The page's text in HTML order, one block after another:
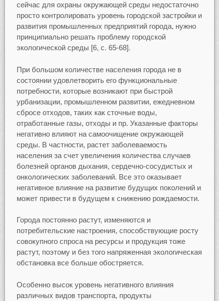
сейчас для охраны окружающей среды недостаточно
просто контролировать уровень городской застройки и
развития промышленных предприятий города, нужно
принципиально решать проблему городской
экологической среды [6, с. 65-68].
При большом количестве населения города не в
состоянии удовлетворить его функциональные
потребности, которые возникают при быстрой
урбанизации, промышленном развитии, ежедневном
сбросе отходов, таких как сточные воды,
отработанные газы, отходы и пр. Указанные факторы
негативно влияют на самоочищение окружающей
среды. В частности, растет заболеваемость
населения за счет увеличения количества случаев
болезней органов дыхания, сердечно-сосудистых и
онкологических заболеваний. Все это оказывает
негативное влияние на развитие будущих поколений и
может привести в будущем к снижению рождаемости.
Города постоянно растут, изменяются и
потребительские настроения, способствующие росту
совокупного спроса на ресурсы и продукция тоже
растут, поэтому и без того напряженная экологическая
обстановка все больше обостряется.
Особенно высок уровень негативного влияния
различных видов транспорта, продукты